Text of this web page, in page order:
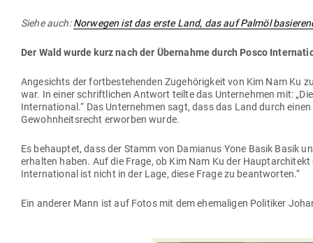
Siehe auch:Nor­wegen ist das erste Land, das auf Palmöl
Der Wald wurde kurz nach der Über­nahme durch Posco
Ange­sichts der fort­be­stehenden Zuge­hö­rigkeit von Kim Nam Ku
war. In einer schrift­lichen Antwort teilte das Unter­nehmen mit:
Inter­na­tional.“ Das Unter­nehmen sagt, dass das Land durch
Gewohn­heits­recht erworben wurde.
Es behauptet, dass der Stamm von Damianus Yone Basik Basik
erhalten haben. Auf die Frage, ob Kim Nam Ku der
Inter­na­tional ist nicht in der Lage, diese Frage zu beantworten.“
Ein anderer Mann ist auf Fotos mit dem ehe­ma­ligen Poli­tiker